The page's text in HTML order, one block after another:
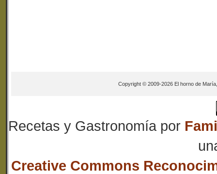
Copyright © 2009-2026 El horno de
Recetas y Gastronomía por
Creative Commons